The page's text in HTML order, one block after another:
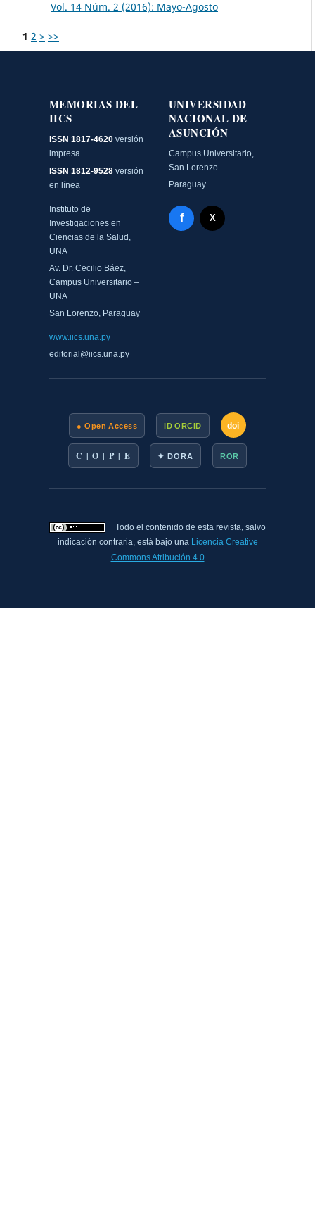
Vol. 14 Núm. 2 (2016): Mayo-Agosto
1 2 > >>
MEMORIAS DEL
IICS
ISSN 1817-4620 versión
impresa
ISSN 1812-9528 versión
en línea
Instituto de
Investigaciones en
Ciencias de la Salud,
UNA
Av. Dr. Cecilio Báez,
Campus Universitario –
UNA
San Lorenzo, Paraguay
www.iics.una.py
editorial@iics.una.py
UNIVERSIDAD
NACIONAL DE
ASUNCIÓN
Campus Universitario,
San Lorenzo
Paraguay
Facebook - Memorias del
f X Twitter - MIICS UNA
X
● Open Access iD ORCID doi
C | O | P | E ✦ DORA ROR
Todo el contenido de esta revista, salvo
indicación contraria, está bajo una Licencia Creative
Commons Atribución 4.0